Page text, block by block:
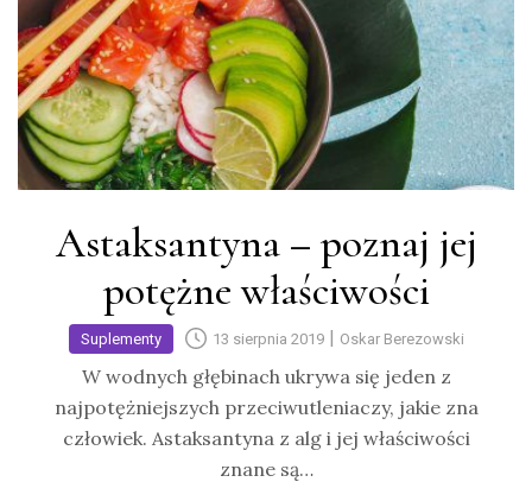
Astaksantyna – poznaj jej
potężne właściwości
Suplementy 13 sierpnia 2019| Oskar Berezowski
W wodnych głębinach ukrywa się jeden z
najpotężniejszych przeciwutleniaczy, jakie zna
człowiek. Astaksantyna z alg i jej właściwości
znane są…